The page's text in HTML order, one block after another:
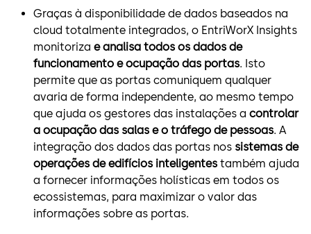
Graças à disponibilidade de dados baseados na
cloud totalmente integrados, o EntriWorX Insights
monitoriza e analisa todos os dados de
funcionamento e ocupação das portas. Isto
permite que as portas comuniquem qualquer
avaria de forma independente, ao mesmo tempo
que ajuda os gestores das instalações a controlar
a ocupação das salas e o tráfego de pessoas. A
integração dos dados das portas nos sistemas de
operações de edifícios inteligentes também ajuda
a fornecer informações holísticas em todos os
ecossistemas, para maximizar o valor das
informações sobre as portas.